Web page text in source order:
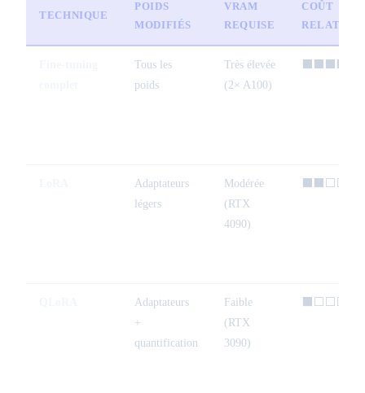
TECHNIQUE
POIDS
MODIFIÉS
VRAM
REQUISE
COÛT
RELATIF
Tous les
poids
Très élevée
(2× A100)
Adaptateurs
légers
Modérée
(RTX
4090)
⬛⬛⬜⬜⬜
Adaptateurs
+
quantification
Faible
(RTX
3090)
⬛⬜⬜⬜⬜